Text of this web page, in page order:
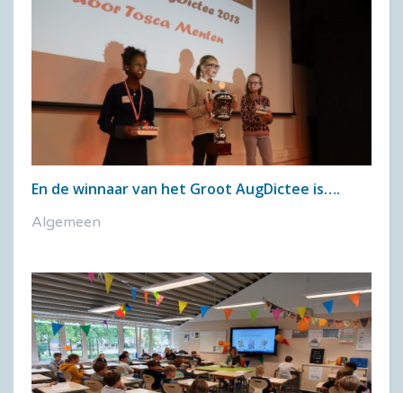
En de winnaar van het Groot AugDictee is….
Algemeen